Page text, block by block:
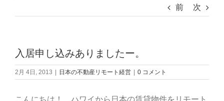
前 次
入居申し込みありましたー。
2月 4日, 2013 日本の不動産リモート経営 0 コメント